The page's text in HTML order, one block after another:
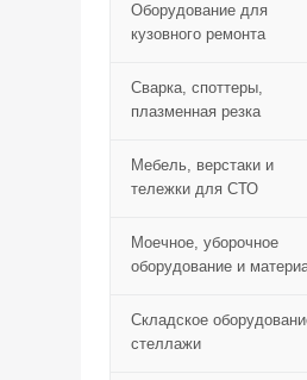
Оборудование для
кузовного ремонта
Сварка, споттеры,
плазменная резка
Мебель, верстаки и
тележки для СТО
Моечное, уборочное
оборудование и
Складское
стеллажи